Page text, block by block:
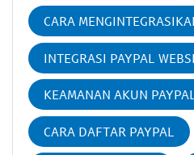
CARA
INTEGRASI PAYPAL
KEAMANAN AKUN
CARA DAFTAR PAYPAL